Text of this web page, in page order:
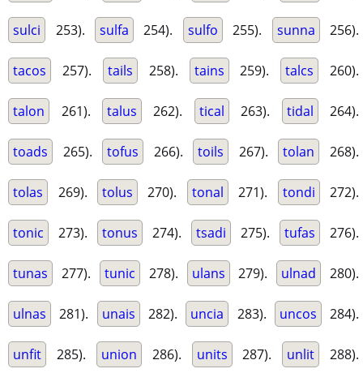
sulci 253). sulfa 254). sulfo 255). sunna 256).
tacos 257). tails 258). tains 259). talcs 260).
talon 261). talus 262). tical 263). tidal 264).
toads 265). tofus 266). toils 267). tolan 268).
tolas 269). tolus 270). tonal 271). tondi 272).
tonic 273). tonus 274). tsadi 275). tufas 276).
tunas 277). tunic 278). ulans 279). ulnad 280).
ulnas 281). unais 282). uncia 283). uncos 284).
unfit 285). union 286). units 287). unlit 288).